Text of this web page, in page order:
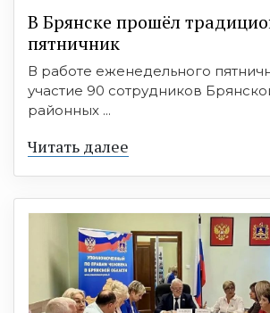
В Брянске прошёл
пятничник
В работе еженедельного
участие 90 сотрудников
районных ...
Читать далее